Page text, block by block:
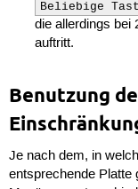
Beliebige
die allerdings bei
auftritt.
Benutzung
Je nach dem, in
entsprechende Platte